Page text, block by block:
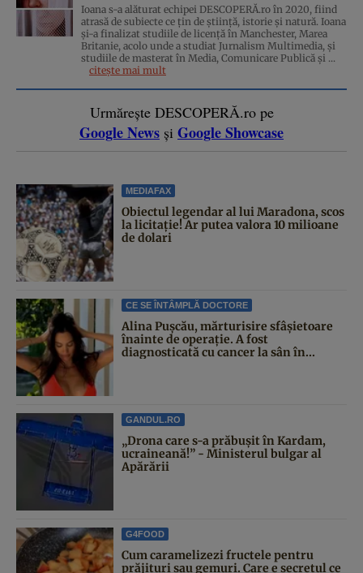
Ioana s-a alăturat echipei DESCOPERĂ.ro în 2020, fiind
atrasă de subiecte ce țin de știință, istorie și natură. Ioana
și-a finalizat studiile de licență în Manchester, Marea
Britanie, acolo unde a studiat Jurnalism Multimedia, și
studiile de masterat în Media, Comunicare Publică și ...
citește mai mult
Urmărește DESCOPERĂ.ro pe
Google News și Google Showcase
MEDIAFAX
Obiectul legendar al lui Maradona, scos
la licitație! Ar putea valora 10 milioane
de dolari
CE SE ÎNTÂMPLĂ DOCTORE
Alina Pușcău, mărturisire sfâșietoare
înainte de operație. A fost
diagnosticată cu cancer la sân în...
GANDUL.RO
„Drona care s-a prăbușit în Kardam,
ucraineană!” - Ministerul bulgar al
Apărării
G4FOOD
Cum caramelizezi fructele pentru
prăjituri sau gemuri. Care e secretul ce